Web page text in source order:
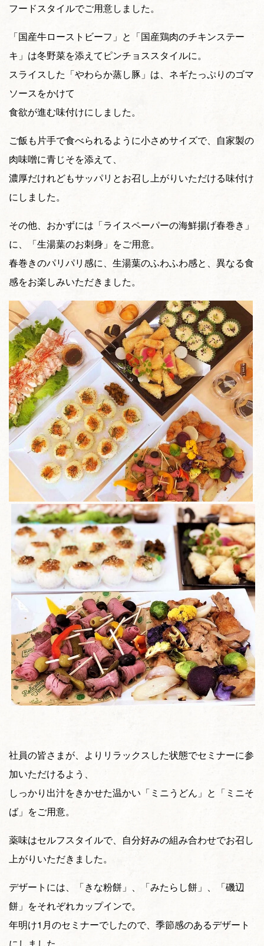
フードスタイルでご用意しました。
「国産牛ローストビーフ」と「国産鶏肉のチキンステー
キ」は冬野菜を添えてピンチョススタイルに。
スライスした「やわらか蒸し豚」は、ネギたっぷりのゴマ
ソースをかけて
食欲が進む味付けにしました。
ご飯も片手で食べられるように小さめサイズで、自家製の
肉味噌に青じそを添えて、
濃厚だけれどもサッパリとお召し上がりいただける味付け
にしました。
その他、おかずには「ライスペーパーの海鮮揚げ春巻き」
に、「生湯葉のお刺身」をご用意。
春巻きのパリパリ感に、生湯葉のふわふわ感と、異なる食
感をお楽しみいただきました。
社員の皆さまが、よりリラックスした状態でセミナーに参
加いただけるよう、
しっかり出汁をきかせた温かい「ミニうどん」と「ミニそ
ば」をご用意。
薬味はセルフスタイルで、自分好みの組み合わせでお召し
上がりいただきました。
デザートには、「きな粉餅」、「みたらし餅」、「磯辺
餅」をそれぞれカップインで。
年明け1月のセミナーでしたので、季節感のあるデザート